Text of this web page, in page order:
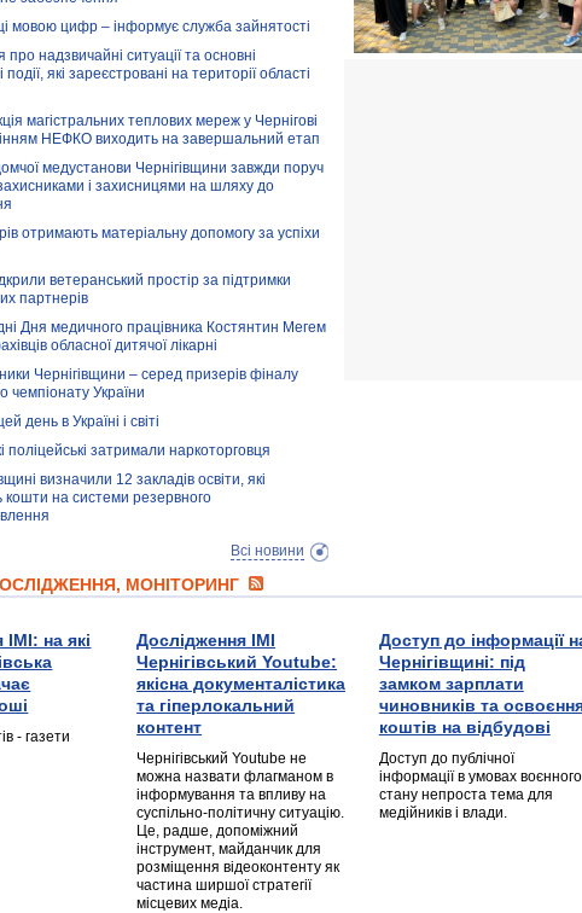
мовою цифр – інформує служба зайнятості
про надзвичайні ситуації та основні
які зареєстровані на території області
магістральних теплових мереж у Чернігові
НЕФКО виходить на завершальний етап
медустанови Чернігівщини завжди поруч
і захисницями на шляху до
отримають матеріальну допомогу за успіхи
ветеранський простір за підтримки
партнерів
Дня медичного працівника Костянтин Мегем
обласної дитячої лікарні
Чернігівщини – серед призерів фіналу
чемпіонату України
день в Україні і світі
поліцейські затримали наркоторговця
визначили 12 закладів освіти, які
на системи резервного
Всі новини
МОНІТОРИНГ
на які
- газети
Дослідження ІМІ
Чернігівський Youtube:
якісна документалістика
та гіперлокальний
контент
Чернігівський Youtube не
можна назвати флагманом в
інформування та впливу на
суспільно-політичну ситуацію.
Це, радше, допоміжний
інструмент, майданчик для
розміщення відеоконтенту як
частина ширшої стратегії
місцевих медіа.
Доступ до інформації
Чернігівщині: під
замком зарплати
чиновників та
коштів на відбудові
Доступ до публічної
інформації в умовах воєнного
стану непроста тема для
медійників і влади.